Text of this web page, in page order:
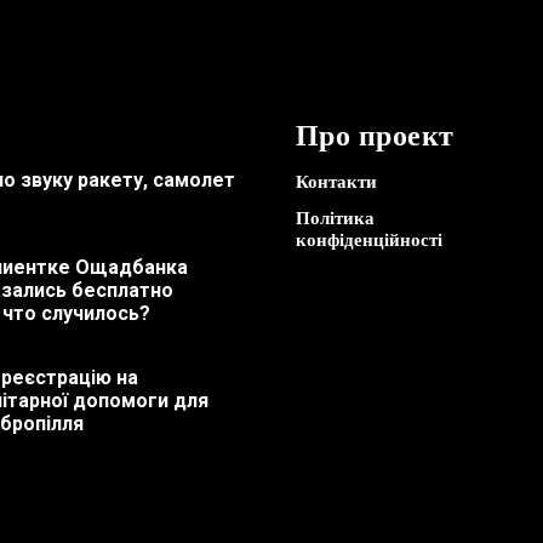
звуку ракету, самолет
Ощадбанка
бесплатно
случилось?
на
допомоги для
Про проект
Контакти
Політика
конфіденційності